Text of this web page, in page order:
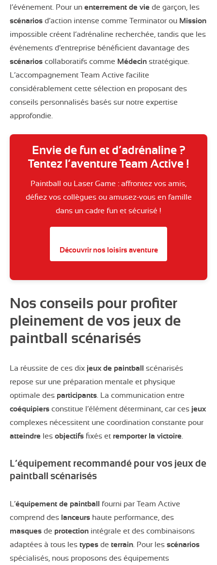
l’événement. Pour un enterrement de vie de garçon, les
scénarios d’action intense comme Terminator ou Mission
impossible créent l’adrénaline recherchée, tandis que les
événements d’entreprise bénéficient davantage des
scénarios collaboratifs comme Médecin stratégique.
L’accompagnement Team Active facilite
considérablement cette sélection en proposant des
conseils personnalisés basés sur notre expertise
approfondie.
Envie de fun et d’adrénaline ?
Tentez l’aventure Team Active !
Paintball ou Laser Game : affrontez vos amis,
défiez vos collègues ou amusez-vous en famille
dans un cadre fun et sécurisé !
Découvrir nos loisirs aventure
Nos conseils pour profiter
pleinement de vos jeux de
paintball scénarisés
La réussite de ces dix jeux de paintball scénarisés
repose sur une préparation mentale et physique
optimale des participants. La communication entre
coéquipiers constitue l’élément déterminant, car ces jeux
complexes nécessitent une coordination constante pour
atteindre les objectifs fixés et remporter la victoire.
L’équipement recommandé pour vos jeux de
paintball scénarisés
L’équipement de paintball fourni par Team Active
comprend des lanceurs haute performance, des
masques de protection intégrale et des combinaisons
adaptées à tous les types de terrain. Pour les scénarios
spécialisés, nous proposons des équipements